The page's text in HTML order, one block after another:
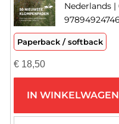
Nederlands |
Paperback / softback
€18,50
IN WINKELWAGEN